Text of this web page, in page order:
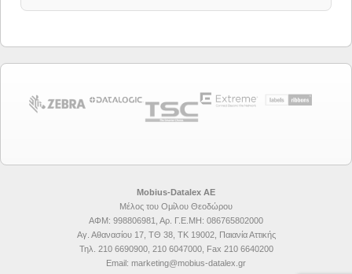
Mobius-Datalex ΑΕ
Μέλος του Ομίλου Θεοδώρου
ΑΦΜ: 998806981, Αρ. Γ.Ε.ΜΗ: 086765802000
Αγ. Αθανασίου 17, ΤΘ 38, ΤΚ 19002, Παιανία Αττικής
Τηλ. 210 6690900, 210 6047000, Fax 210 6640200
Email: marketing@mobius-datalex.gr